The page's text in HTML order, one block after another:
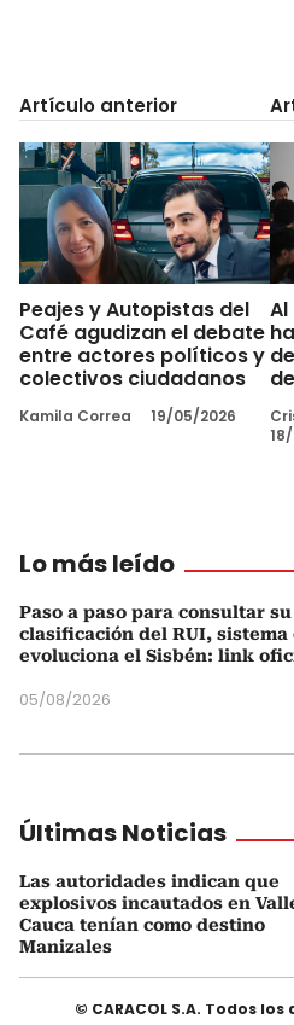
Artículo anterior
Peajes y Autopistas del
Café agudizan el debate
entre actores políticos y
colectivos ciudadanos
Kamila Correa 19/05/2026
Lo más leído
Paso a paso para consultar su
clasificación del RUI, sistema
evoluciona el Sisbén: link
05/08/2026
Últimas Noticias
Las autoridades indican que
explosivos incautados en
Cauca tenían como destino
Manizales
© CARACOL S.A. Todos